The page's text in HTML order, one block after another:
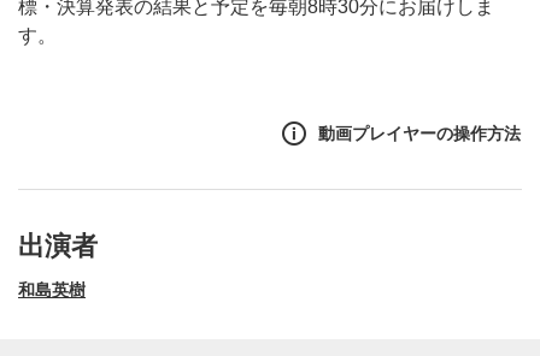
標・決算発表の結果と予定を毎朝8時30分にお届けしま
す。
動画プレイヤーの操作方法
出演者
和島英樹